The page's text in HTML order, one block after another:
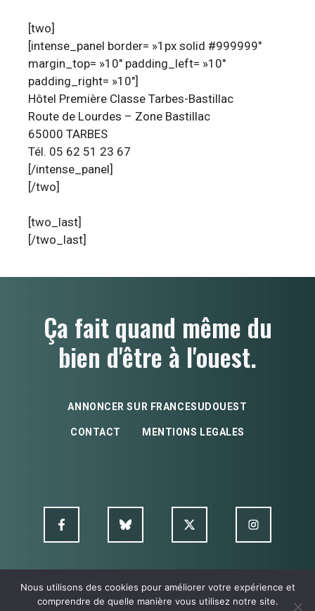
[two]
[intense_panel border= »1px solid #999999″
margin_top= »10″ padding_left= »10″
padding_right= »10″]
Hôtel Première Classe Tarbes-Bastillac
Route de Lourdes – Zone Bastillac
65000 TARBES
Tél. 05 62 51 23 67
[/intense_panel]
[/two]
[two_last]
[/two_last]
Ça fait quand même du
bien d'être à l'ouest.
ANNONCER SUR FRANCESUDOUEST
CONTACT MENTIONS LEGALES
© FSO MultimediA - 2026
Nous utilisons des cookies pour améliorer votre expérience et
comprendre de quelle manière vous utilisez notre site.